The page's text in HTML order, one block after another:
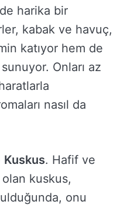
de harika bir
kabak ve havuç,
katıyor hem de
Onları az
nasıl da
Kuskus. Hafif ve
kuskus,
onu